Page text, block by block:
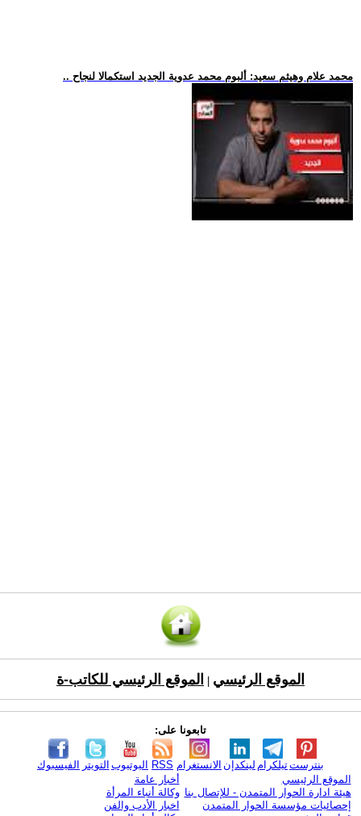
.. محمد علام وهيثم سعيد: ألبوم محمد عدوية الجديد استكمالا لنجاح
الموقع الرئيسي الموقع الرئيسي للكاتب-ة
تابعونا على:
الفيسبوك التويتر اليوتيوب RSS الانستغرام لينكدإن تيلكرامبنترست
الموقع الرئيسي
هيئة ادارة الحوار المتمدن - للإتصال بنا
إحصائيات مؤسسة الحوار المتمدن
أخبار عامة
وكالة أنباء المرأة
اخبار الأدب والفن